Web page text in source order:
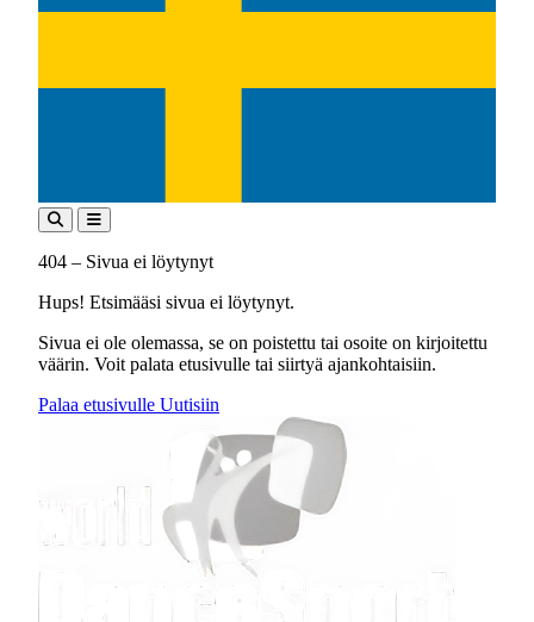
404 – Sivua ei löytynyt
Hups! Etsimääsi sivua ei löytynyt.
Sivua ei ole olemassa, se on poistettu tai osoite on kirjoitettu
väärin. Voit palata etusivulle tai siirtyä ajankohtaisiin.
Palaa etusivulle Uutisiin